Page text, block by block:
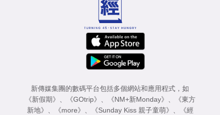
新傳媒集團的數碼平台包括多個網站和應用程式，如
《新假期》
《GOtrip》 《NM+新Monday》
《東方
新地》
《more》 《Sunday Kiss 親子童萌》
《經